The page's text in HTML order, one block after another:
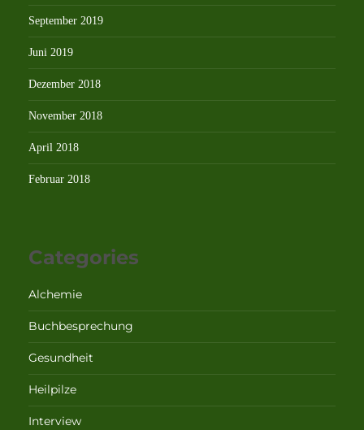
September 2019
Juni 2019
Dezember 2018
November 2018
April 2018
Februar 2018
Categories
Alchemie
Buchbesprechung
Gesundheit
Heilpilze
Interview